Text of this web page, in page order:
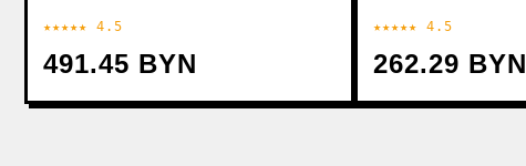
★★★★★ 4.5
491.45 BYN
★★★★★ 4.5
262.29 BYN